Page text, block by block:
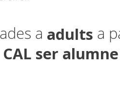
a adults a
CAL ser